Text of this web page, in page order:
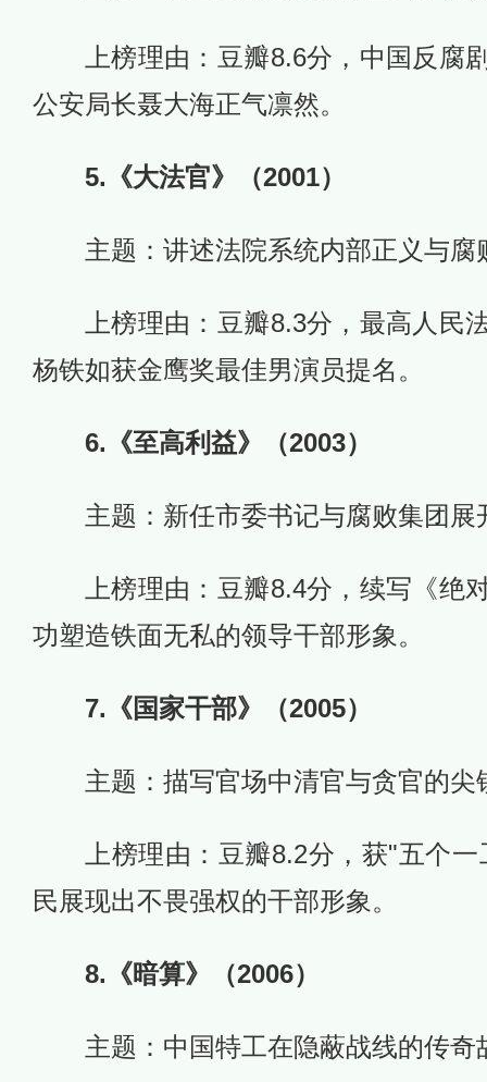
上榜理由：豆瓣8.6分，中国反腐
公安局长聂大海正气凛然。
5.《大法官》（2001）
主题：讲述法院系统内部正义与腐
上榜理由：豆瓣8.3分，最高人民
杨铁如获金鹰奖最佳男演员提名。
6.《至高利益》（2003）
主题：新任市委书记与腐败集团展
上榜理由：豆瓣8.4分，续写《绝
功塑造铁面无私的领导干部形象。
7.《国家干部》（2005）
主题：描写官场中清官与贪官的尖
上榜理由：豆瓣8.2分，获"五个
民展现出不畏强权的干部形象。
8.《暗算》（2006）
主题：中国特工在隐蔽战线的传奇